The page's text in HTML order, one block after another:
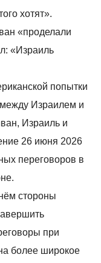
хотят».
«проделали
«Израиль
попытки
Израилем и
Израиль и
26 июня 2026
переговоров в
стороны
при
более широкое